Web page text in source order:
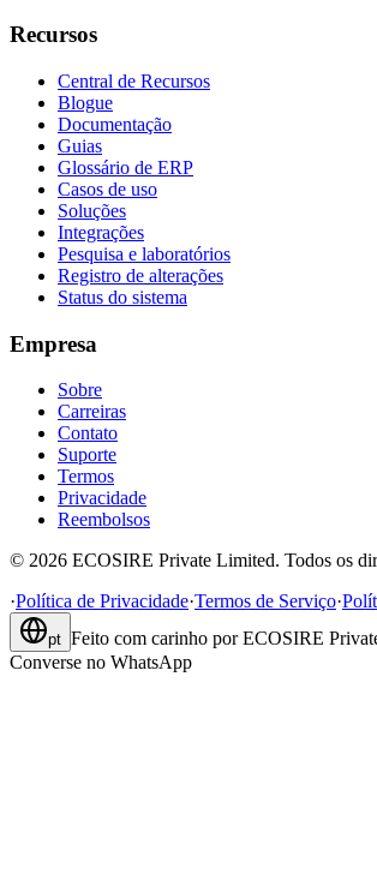
Recursos
Central de Recursos
Blogue
Documentação
Guias
Glossário de ERP
Casos de uso
Soluções
Integrações
Pesquisa e laboratórios
Registro de alterações
Status do sistema
Empresa
Sobre
Carreiras
Contato
Suporte
Termos
Privacidade
Reembolsos
© 2026 ECOSIRE Private Limited. Todos os
·Política de Privacidade·Termos de Serviço·
pt Feito com carinho por ECOSIRE
Converse no WhatsApp